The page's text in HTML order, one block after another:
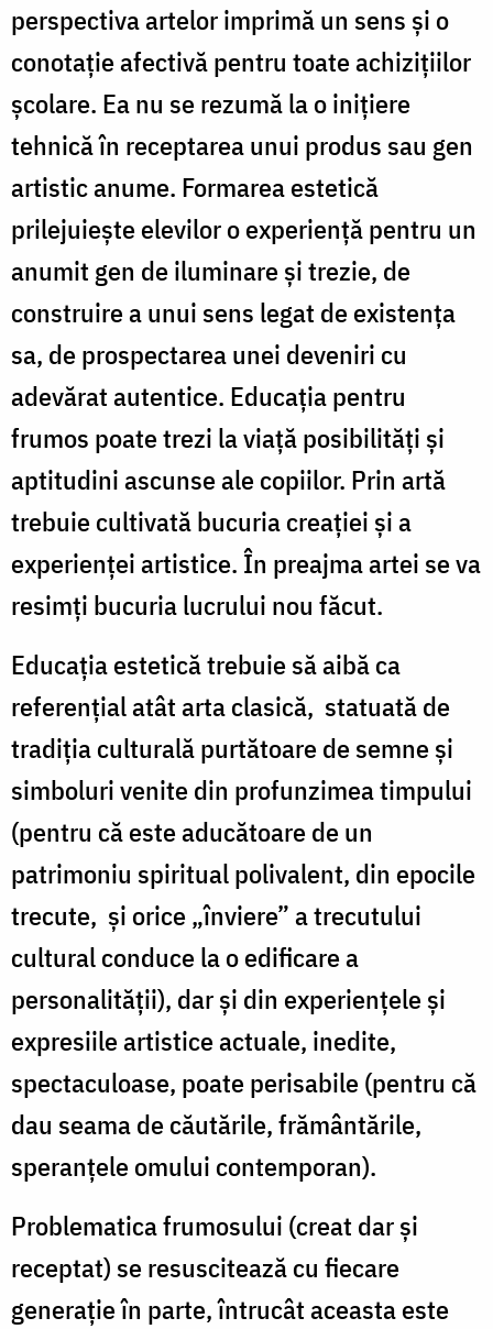
perspectiva artelor imprimă un sens și o
conotație afectivă pentru toate achiziţiilor
şcolare. Ea nu se rezumă la o inițiere
tehnică în receptarea unui produs sau gen
artistic anume. Formarea estetică
prilejuieşte elevilor o experienţă pentru un
anumit gen de iluminare și trezie, de
construire a unui sens legat de existenţa
sa, de prospectarea unei deveniri cu
adevărat autentice. Educaţia pentru
frumos poate trezi la viaţă posibilităţi şi
aptitudini ascunse ale copiilor. Prin artă
trebuie cultivată bucuria creaţiei şi a
experienţei artistice. În preajma artei se va
resimţi bucuria lucrului nou făcut.
Educația estetică trebuie să aibă ca
referenţial atât arta clasică, statuată de
tradiţia culturală purtătoare de semne şi
simboluri venite din profunzimea timpului
(pentru că este aducătoare de un
patrimoniu spiritual polivalent, din epocile
trecute, şi orice „înviere” a trecutului
cultural conduce la o edificare a
personalităţii), dar şi din experiențele și
expresiile artistice actuale, inedite,
spectaculoase, poate perisabile (pentru că
dau seama de căutările, frământările,
speranţele omului contemporan).
Problematica frumosului (creat dar și
receptat) se resuscitează cu fiecare
generaţie în parte, întrucât aceasta este